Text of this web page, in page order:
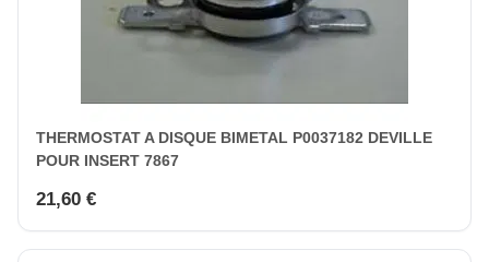
THERMOSTAT A DISQUE BIMETAL P0037182 DEVILLE
POUR INSERT 7867
21,60 €